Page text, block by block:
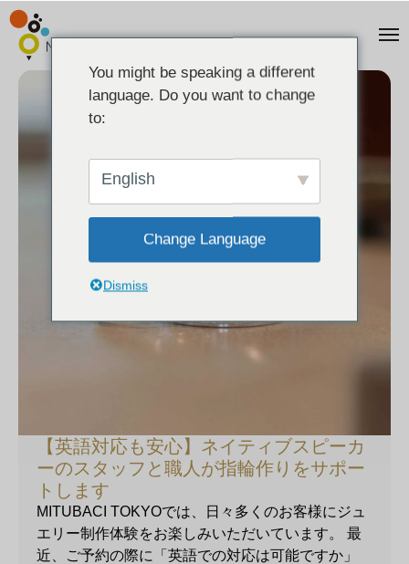
【英語対応も安心】ネイティブスピーカ
ーのスタッフと職人が指輪作りをサポー
トします
MITUBACI TOKYOでは、日々多くのお客様にジュ
エリー制作体験をお楽しみいただいています。 最
近、ご予約の際に「英語での対応は可能ですか」
You might be speaking a different
language. Do you want to change
to:
English
Change Language
Dismiss